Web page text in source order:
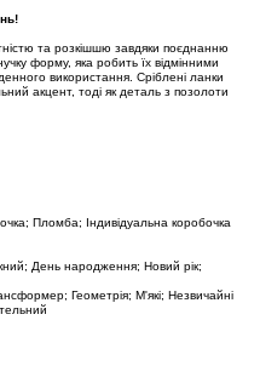
та розкішшю завдяки поєднанню
форму, яка робить їх відмінними
використання. Сріблені ланки
акцент, тоді як деталь з позолоти
Пломба; Індивідуальна коробочка
День народження; Новий рік;
Геометрія; М'які; Незвичайні